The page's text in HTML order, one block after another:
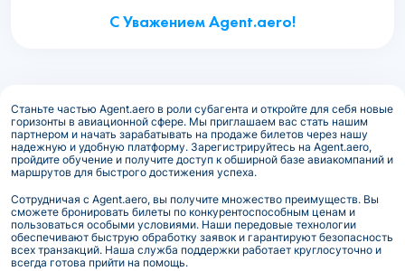
С Уважением Agent.aero!
Станьте частью Agent.aero в роли субагента и откройте для себя новые
горизонты в авиационной сфере. Мы приглашаем вас стать нашим
партнером и начать зарабатывать на продаже билетов через нашу
надежную и удобную платформу. Зарегистрируйтесь на Agent.aero,
пройдите обучение и получите доступ к обширной базе авиакомпаний и
маршрутов для быстрого достижения успеха.
Сотрудничая с Agent.aero, вы получите множество преимуществ. Вы
сможете бронировать билеты по конкурентоспособным ценам и
пользоваться особыми условиями. Наши передовые технологии
обеспечивают быструю обработку заявок и гарантируют безопасность
всех транзакций. Наша служба поддержки работает круглосуточно и
всегда готова прийти на помощь.